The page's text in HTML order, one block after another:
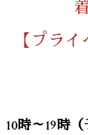
【プラ
10時～19時